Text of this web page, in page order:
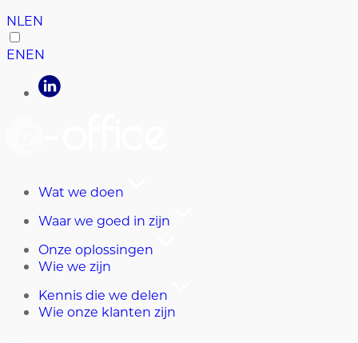
NL EN
ENEN
Wat we doen
Waar we goed in zijn
Onze oplossingen
Wie we zijn
Kennis die we delen
Wie onze klanten zijn